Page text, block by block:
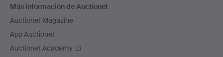
Más información de Auctionet
Auctionet Magazine
App Auctionet
Auctionet Academy